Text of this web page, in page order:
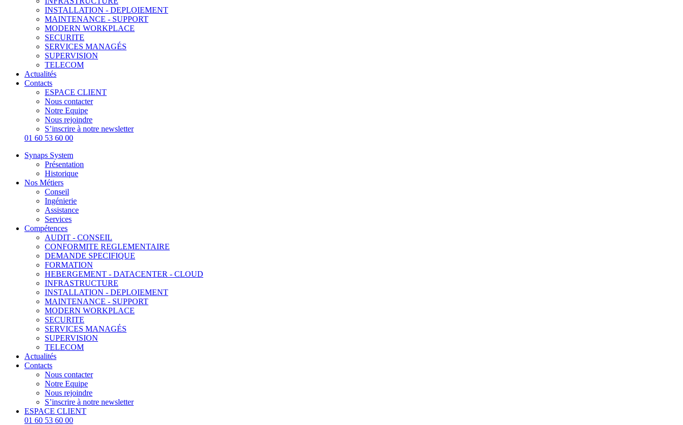
INSTALLATION - DEPLOIEMENT
MAINTENANCE - SUPPORT
MODERN WORKPLACE
SECURITE
SERVICES MANAGÉS
SUPERVISION
TELECOM
Actualités
Contacts
ESPACE CLIENT
Nous contacter
Notre Equipe
Nous rejoindre
S’inscrire à notre newsletter
01 60 53 60 00
Synaps System
Présentation
Historique
Nos Métiers
Conseil
Ingénierie
Assistance
Services
Compétences
AUDIT - CONSEIL
CONFORMITE REGLEMENTAIRE
DEMANDE SPECIFIQUE
FORMATION
HEBERGEMENT - DATACENTER - CLOUD
INFRASTRUCTURE
INSTALLATION - DEPLOIEMENT
MAINTENANCE - SUPPORT
MODERN WORKPLACE
SECURITE
SERVICES MANAGÉS
SUPERVISION
TELECOM
Actualités
Contacts
Nous contacter
Notre Equipe
Nous rejoindre
S’inscrire à notre newsletter
ESPACE CLIENT
01 60 53 60 00